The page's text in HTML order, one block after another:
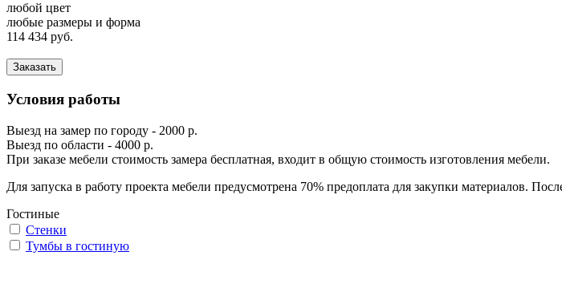
любой цвет
любые размеры и форма
114 434 руб.
Заказать
Условия работы
Выезд на замер по городу - 2000 р.
Выезд по области - 4000 р.
При заказе мебели стоимость замера бесплатная, входит в общую стоимость изготовления мебели.
Для запуска в работу проекта мебели предусмотрена 70% предоплата для закупки материалов.
Гостиные
Стенки
Тумбы в гостиную